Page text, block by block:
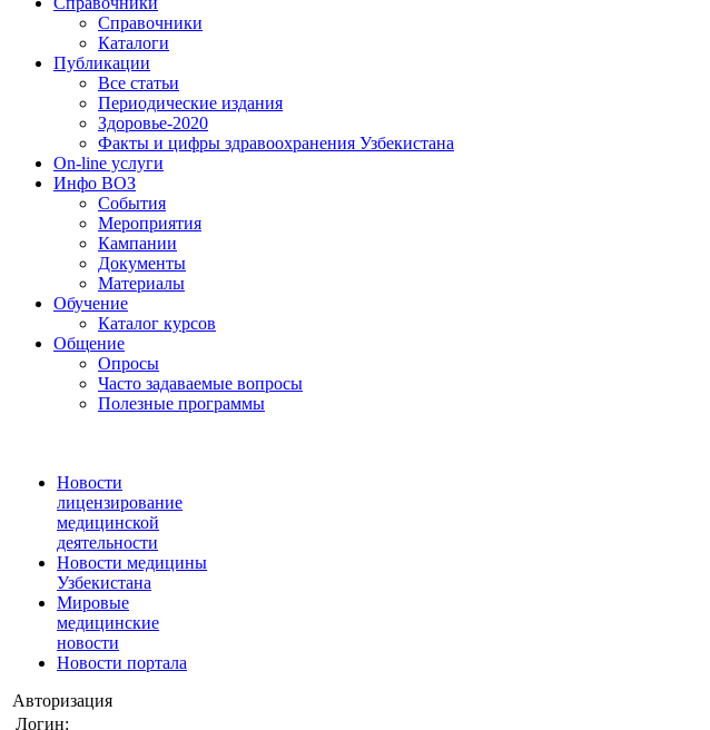
Справочники
Каталоги
Публикации
Все статьи
Периодические издания
Здоровье-2020
Факты и цифры здравоохранения Узбекистана
On-line услуги
Инфо ВОЗ
События
Мероприятия
Кампании
Документы
Материалы
Обучение
Каталог курсов
Общение
Опросы
Часто задаваемые вопросы
Полезные программы
Новости
лицензирование
медицинской
деятельности
Новости медицины
Узбекистана
Мировые
медицинские
новости
Новости портала
Авторизация
Логин: